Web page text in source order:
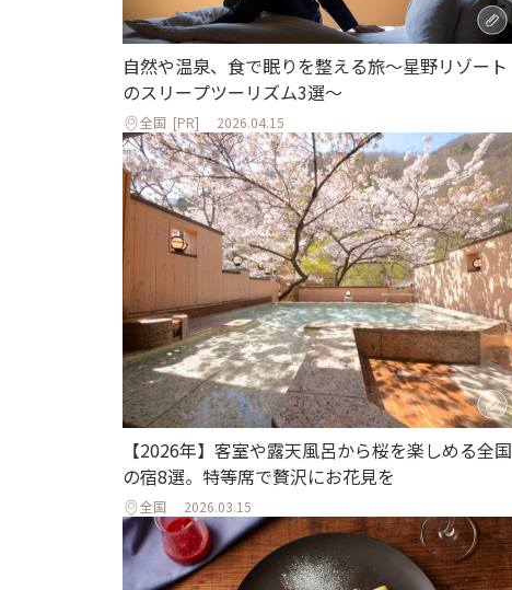
自然や温泉、食で眠りを整える旅～星野リゾート
のスリープツーリズム3選～
全国 [PR] 2026.04.15
【2026年】客室や露天風呂から桜を楽しめる全国
の宿8選。特等席で贅沢にお花見を
全国 2026.03.15